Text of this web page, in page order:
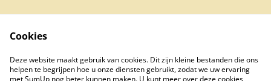
Contact Us
Legal Terms
Privacy Policy
Cookie Policy
Cookies
Deze website maakt gebruik van cookies. Dit zijn kleine bestanden die ons
helpen te begrijpen hoe u onze diensten gebruikt, zodat we uw ervaring
met SumUp nog beter kunnen maken. U kunt meer over deze cookies